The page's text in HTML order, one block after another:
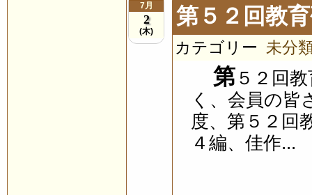
7月
2
(木)
第５２回教
カテゴリー 未分
第 ５２回
く、会員の
度、第５２回
４編、佳作...